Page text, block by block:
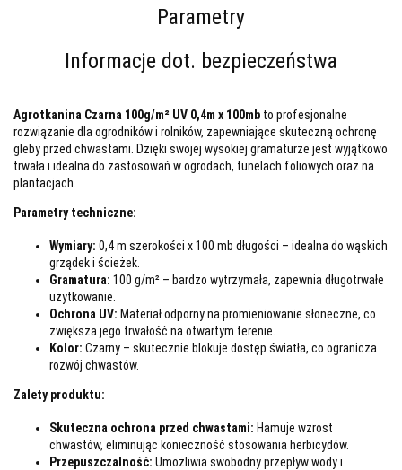
Parametry
Informacje dot. bezpieczeństwa
Agrotkanina Czarna 100g/m² UV 0,4m x 100mb to profesjonalne
rozwiązanie dla ogrodników i rolników, zapewniające skuteczną ochronę
gleby przed chwastami. Dzięki swojej wysokiej gramaturze jest wyjątkowo
trwała i idealna do zastosowań w ogrodach, tunelach foliowych oraz na
plantacjach.
Parametry techniczne:
Wymiary: 0,4 m szerokości x 100 mb długości – idealna do wąskich
grządek i ścieżek.
Gramatura: 100 g/m² – bardzo wytrzymała, zapewnia długotrwałe
użytkowanie.
Ochrona UV: Materiał odporny na promieniowanie słoneczne, co
zwiększa jego trwałość na otwartym terenie.
Kolor: Czarny – skutecznie blokuje dostęp światła, co ogranicza
rozwój chwastów.
Zalety produktu:
Skuteczna ochrona przed chwastami: Hamuje wzrost
chwastów, eliminując konieczność stosowania herbicydów.
Przepuszczalność: Umożliwia swobodny przepływ wody i